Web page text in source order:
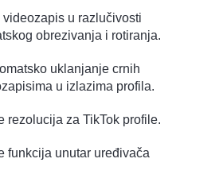
videozapis u razlučivosti
obrezivanja i rotiranja.
uklanjanje crnih
u izlazima profila.
rezolucija za TikTok profile.
funkcija unutar uređivača